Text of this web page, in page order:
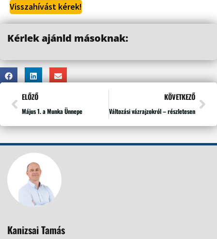
Visszahívást kérek!
Kérlek ajánld másoknak:
ELŐZŐ
Május 1. a Munka Ünnepe
KÖVETKEZŐ
Változási vázrajzokról – részletesen
Kanizsai Tamás